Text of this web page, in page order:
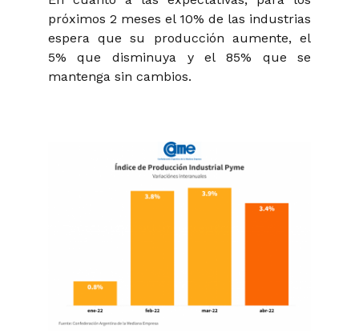
próximos 2 meses el 10% de las industrias
espera que su producción aumente, el
5% que disminuya y el 85% que se
mantenga sin cambios.